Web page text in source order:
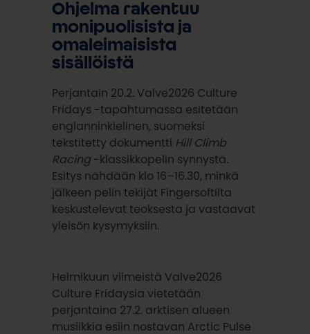
Ohjelma rakentuu
monipuolisista ja
omaleimaisista
sisällöistä
Perjantain 20.2. Valve2026 Culture
Fridays -tapahtumassa esitetään
englanninkielinen, suomeksi
tekstitetty dokumentti Hill Climb
Racing -klassikkopelin synnystä.
Esitys nähdään klo 16–16.30, minkä
jälkeen pelin tekijät Fingersoftilta
keskustelevat teoksesta ja vastaavat
yleisön kysymyksiin.
Helmikuun viimeistä Valve2026
Culture Fridaysia vietetään
perjantaina 27.2. arktisen alueen
musiikkia esiin nostavan Arctic Pulse